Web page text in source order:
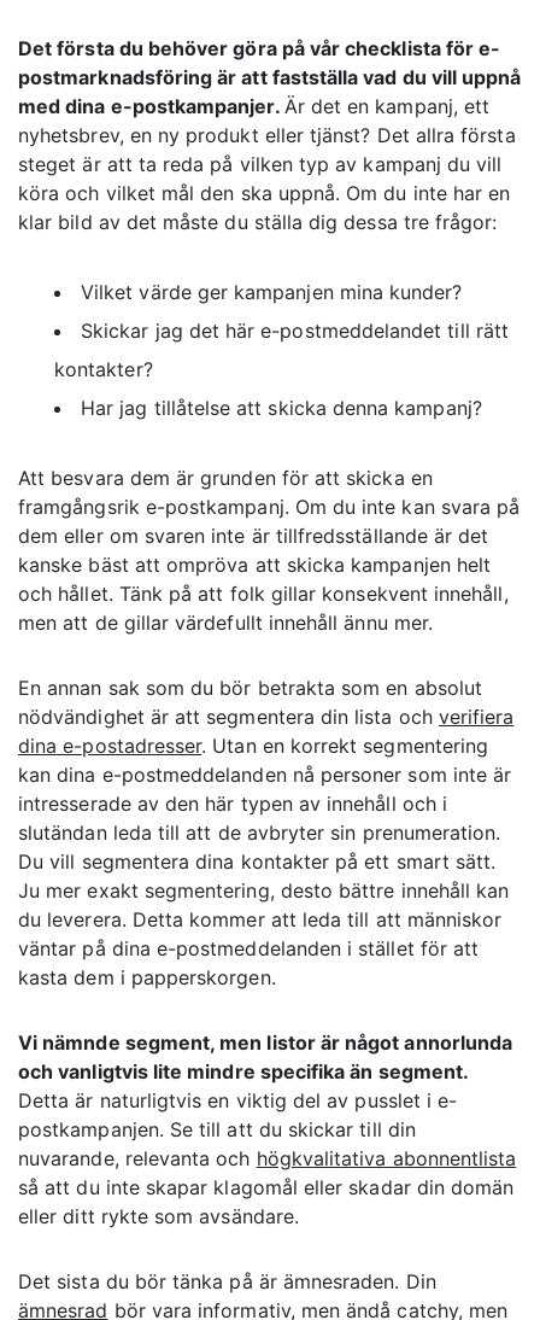
Det första du behöver göra på vår checklista för e-
postmarknadsföring är att fastställa vad du vill uppnå
med dina e-postkampanjer. Är det en kampanj, ett
nyhetsbrev, en ny produkt eller tjänst? Det allra första
steget är att ta reda på vilken typ av kampanj du vill
köra och vilket mål den ska uppnå. Om du inte har en
klar bild av det måste du ställa dig dessa tre frågor:
Vilket värde ger kampanjen mina kunder?
Skickar jag det här e-postmeddelandet till rätt
kontakter?
Har jag tillåtelse att skicka denna kampanj?
Att besvara dem är grunden för att skicka en
framgångsrik e-postkampanj. Om du inte kan svara på
dem eller om svaren inte är tillfredsställande är det
kanske bäst att ompröva att skicka kampanjen helt
och hållet. Tänk på att folk gillar konsekvent innehåll,
men att de gillar värdefullt innehåll ännu mer.
En annan sak som du bör betrakta som en absolut
nödvändighet är att segmentera din lista och verifiera
dina e-postadresser. Utan en korrekt segmentering
kan dina e-postmeddelanden nå personer som inte är
intresserade av den här typen av innehåll och i
slutändan leda till att de avbryter sin prenumeration.
Du vill segmentera dina kontakter på ett smart sätt.
Ju mer exakt segmentering, desto bättre innehåll kan
du leverera. Detta kommer att leda till att människor
väntar på dina e-postmeddelanden i stället för att
kasta dem i papperskorgen.
Vi nämnde segment, men listor är något annorlunda
och vanligtvis lite mindre specifika än segment.
Detta är naturligtvis en viktig del av pusslet i e-
postkampanjen. Se till att du skickar till din
nuvarande, relevanta och högkvalitativa abonnentlista
så att du inte skapar klagomål eller skadar din domän
eller ditt rykte som avsändare.
Det sista du bör tänka på är ämnesraden. Din
ämnesrad bör vara informativ, men ändå catchy, men